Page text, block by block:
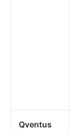
Qventus